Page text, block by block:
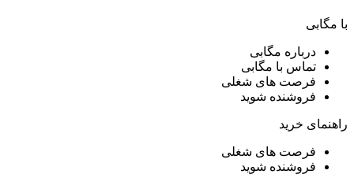
با مگابی
درباره مگابی
تماس با مگابی
فرصت های شغلی
فروشنده شوید
راهنمای خرید
فرصت های شغلی
فروشنده شوید